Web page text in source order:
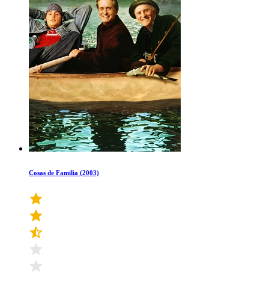
Cosas de Familia (2003)